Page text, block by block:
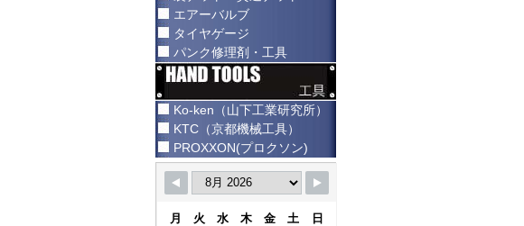
エアーバルブ
タイヤゲージ
パンク修理剤・工具
Ko-ken（山下工業研究所）
KTC（京都機械工具）
PROXXON(プロクソン)
月 火 水 木 金 土 日